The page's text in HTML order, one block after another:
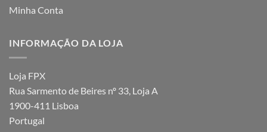
Minha Conta
INFORMAÇÃO DA LOJA
Loja FPX
Rua Sarmento de Beires nº 33, Loja A
1900-411 Lisboa
Portugal